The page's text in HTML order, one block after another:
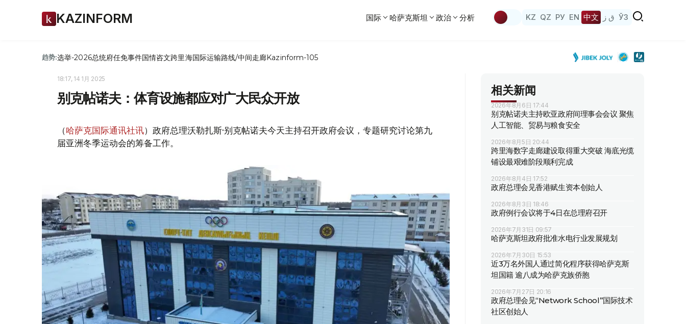
KAZINFORM 国际 哈萨克斯坦 政治 分析 KZ QZ РУ EN 中文 ق ز ЎЗ
趋势:选举-2026总统府任免事件国情咨文跨里海国际运输路线/中间走廊Kazinform-105
18:17, 14 1月 2025
别克帖诺夫：体育设施都应对广大民众开放
（哈萨克国际通讯社讯）政府总理沃勒扎斯·别克帖诺夫今天主持召开政府会议，专题研究讨论第九
届亚洲冬季运动会的筹备工作。
相关新闻
2026年8月6日 17:44
别克帖诺夫主持欧亚政府间理事会会议 聚焦
人工智能、贸易与粮食安全
2026年8月5日 20:44
跨里海数字走廊建设取得重大突破 海底光缆
铺设最艰难阶段顺利完成
2026年8月4日 17:52
政府总理会见香港赋生资本创始人
2026年8月3日 18:46
政府例行会议将于4日在总理府召开
2026年7月31日 09:57
哈萨克斯坦政府批准水电行业发展规划
2026年7月30日 15:53
近3万名外国人通过简化程序获得哈萨克斯
坦国籍 逾八成为哈萨克族侨胞
2026年7月27日 20:16
政府总理会见“Network School”国际技术
社区创始人